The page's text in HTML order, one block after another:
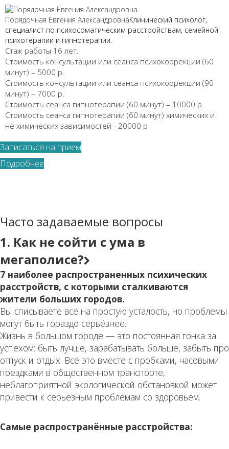
Порядочная Евгения АлександровнаКлинический психолог,
специалист по психосоматическим расстройствам, семейной
психотерапии и гипнотерапии.
Стаж работы 16 лет.
Стоимость консультации или сеанса психокоррекции (60
минут) – 5000 р.
Стоимость консультации или сеанса психокоррекции (90
минут) – 7000 р.
Стоимость сеанса гипнотерапии (60 минут) – 10000 р.
Стоимость сеанса гипнотерапии (60 минут) химических и
не химических зависимостей - 20000 р
Записаться на прием
Подробнее
Часто задаваемые вопросы
1. Как не сойти с ума в
мегаполисе?
7 наиболее распространенных психических
расстройств, с которыми сталкиваются
жители больших городов.
Вы списываете всё на простую усталость, но проблемы
могут быть гораздо серьёзнее.
Жизнь в большом городе — это постоянная гонка за
успехом: быть лучше, зарабатывать больше, забыть про
отпуск и отдых. Всё это вместе с пробками, часовыми
поездками в общественном транспорте,
неблагоприятной экологической обстановкой может
привести к серьёзным проблемам со здоровьем.
Самые распространённые расстройства: